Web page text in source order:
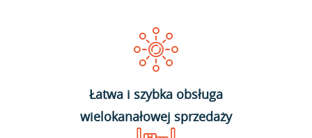
Łatwa i szybka obsługa
wielokanałowej sprzedaży